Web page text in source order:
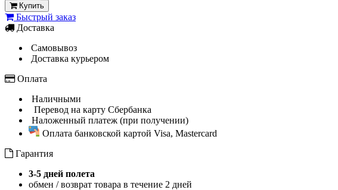
Купить
Быстрый заказ
Доставка
Самовывоз
Доставка курьером
Оплата
Наличными
Перевод на карту Сбербанка
Наложенный платеж (при получении)
Оплата банковской картой Visa, Mastercard
Гарантия
3-5 дней полета
обмен / возврат товара в течение 2 дней